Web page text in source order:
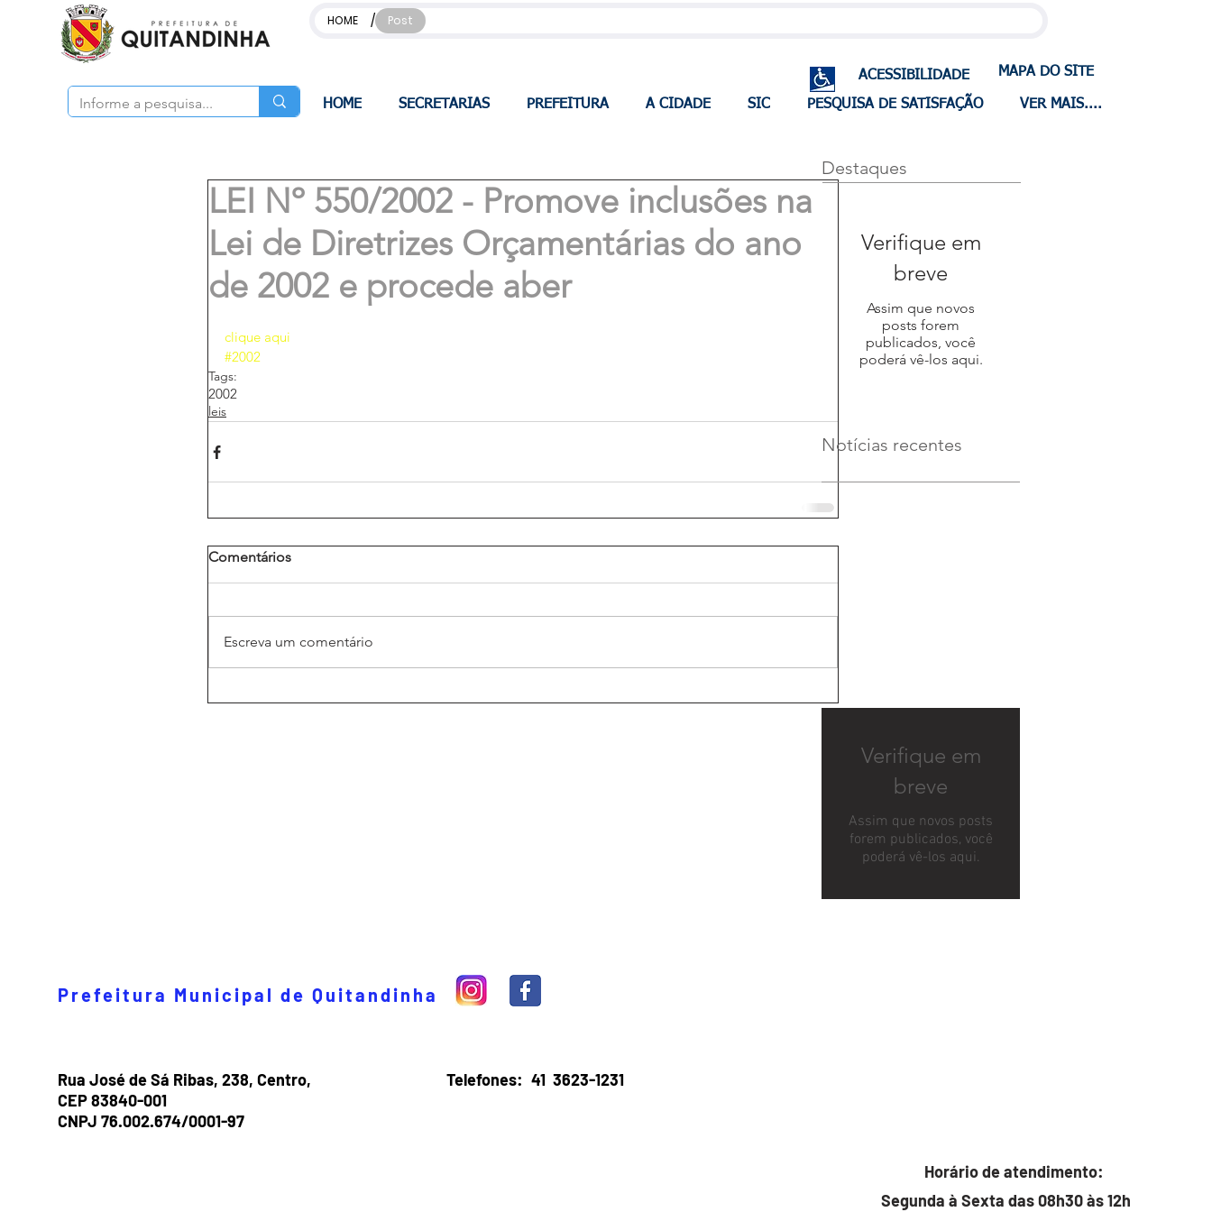
HOME / Post
ACESSIBILIDADE MAPA DO SITE
HOME SECRETARIAS PREFEITURA A CIDADE SIC PESQUISA DE SATISFAÇÃO VER MAIS....
LEI Nº 550/2002 - Promove inclusões na
Lei de Diretrizes Orçamentárias do ano
de 2002 e procede aber
clique aqui
#2002
Tags:
2002
leis
Comentários
Escreva um comentário
Destaques
Verifique em
breve
Assim que novos
posts forem
publicados, você
poderá vê-los aqui.
Notícias recentes
Verifique em
breve
Assim que novos posts
forem publicados, você
poderá vê-los aqui.
Prefeitura Municipal de Quitandinha
Rua José de Sá Ribas, 238, Centro,
CEP 83840-001
CNPJ 76.002.674/0001-97
Telefones: 41 3623-1231
Horário de atendimento:
Segunda à Sexta das 08h30 às 12h